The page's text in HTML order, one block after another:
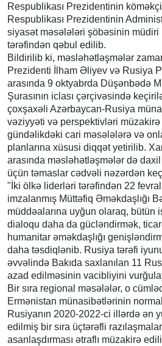
Respublikası Prezidentinin
Respublikası Prezidentinin
siyasət məsələləri şöbəsinin müdiri
tərəfindən qəbul edilib.
Bildirilib ki, məsləhətləşmələr
Prezidenti İlham Əliyev və Rusiya
arasında 9 oktyabrda Düşənbədə
Şurasının iclası çərçivəsində
çoxşaxəli Azərbaycan-Rusiya
vəziyyəti və perspektivləri
gündəlikdəki cari məsələlərə və
planlarına xüsusi diqqət yetirilib.
arasında məsləhətləşmələr də daxil
üçün təmaslar cədvəli nəzərdən
"İki ölkə liderləri tərəfindən 22
imzalanmış Müttəfiq Əməkdaşlığı
müddəalarına uyğun olaraq, bütün
dialoqu daha da gücləndirmək,
humanitar əməkdaşlığı
daha təsdiqlənib. Rusiya tərəfi
əvvəlində Bakıda saxlanılan 11
azad edilməsinin vacibliyini
Bir sıra regional məsələlər, o
Ermənistan münasibətlərinin
Rusiyanın 2020-2022-ci illərdə ən
edilmiş bir sıra üçtərəfli
asanlaşdırması ətraflı müzakirə